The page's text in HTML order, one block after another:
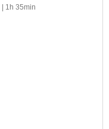
| 1h 35min